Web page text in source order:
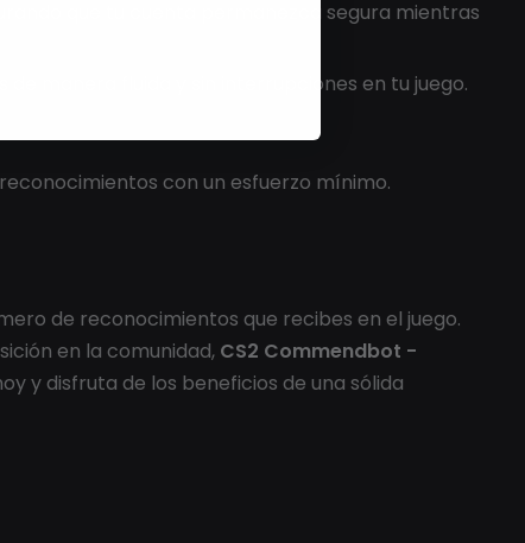
que tu cuenta permanezca segura mientras
manera fluida y sin interrupciones en tu juego.
con un esfuerzo mínimo.
de reconocimientos que recibes en el juego.
en la comunidad, CS2 Commendbot -
y disfruta de los beneficios de una sólida